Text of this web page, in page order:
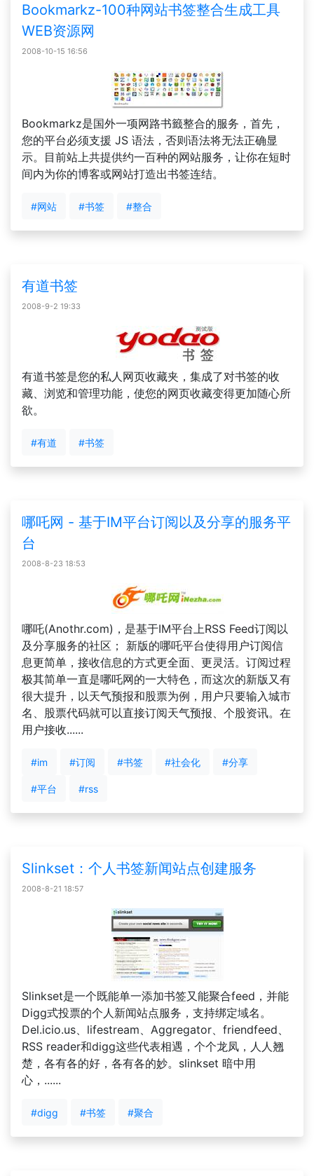
Bookmarkz-100种网站书签整合生成工具
WEB资源网
2008-10-15 16:56
Bookmarkz是国外一项网路书籤整合的服务，首先，
您的平台必须支援 JS 语法，否则语法将无法正确显
示。目前站上共提供约一百种的网站服务，让你在短时
间内为你的博客或网站打造出书签连结。
#网站 #书签 #整合
有道书签
2008-9-2 19:33
有道书签是您的私人网页收藏夹，集成了对书签的收
藏、浏览和管理功能，使您的网页收藏变得更加随心所
欲。
#有道 #书签
哪吒网 - 基于IM平台订阅以及分享的服务平
台
2008-8-23 18:53
哪吒(Anothr.com)，是基于IM平台上RSS Feed订阅以
及分享服务的社区； 新版的哪吒平台使得用户订阅信
息更简单，接收信息的方式更全面、更灵活。订阅过程
极其简单一直是哪吒网的一大特色，而这次的新版又有
很大提升，以天气预报和股票为例，用户只要输入城市
名、股票代码就可以直接订阅天气预报、个股资讯。在
用户接收......
#im #订阅 #书签 #社会化 #分享
#平台 #rss
Slinkset：个人书签新闻站点创建服务
2008-8-21 18:57
Slinkset是一个既能单一添加书签又能聚合feed，并能
Digg式投票的个人新闻站点服务，支持绑定域名。
Del.icio.us、lifestream、Aggregator、friendfeed、
RSS reader和digg这些代表相遇，个个龙凤，人人翘
楚，各有各的好，各有各的妙。slinkset 暗中用
心，......
#digg #书签 #聚合